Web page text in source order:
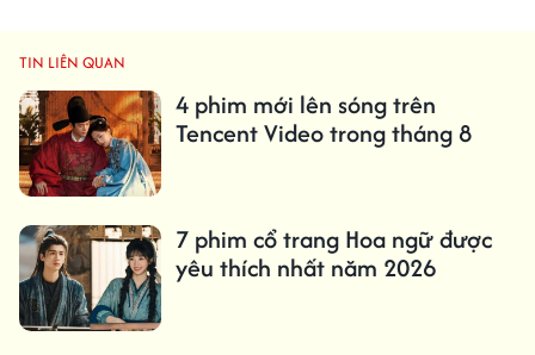
TIN LIÊN QUAN
4 phim mới lên sóng trên
Tencent Video trong tháng 8
7 phim cổ trang Hoa ngữ được
yêu thích nhất năm 2026